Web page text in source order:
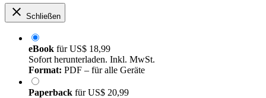
Schließen
eBook fürUS$ 18,99
Sofort herunterladen. Inkl. MwSt.
Format: PDF – für alle Geräte
Paperback fürUS$ 20,99